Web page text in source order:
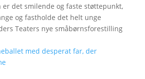
er det smilende og faste støttepunkt,
og fastholde det helt unge
Teaters nye småbørnsforestilling